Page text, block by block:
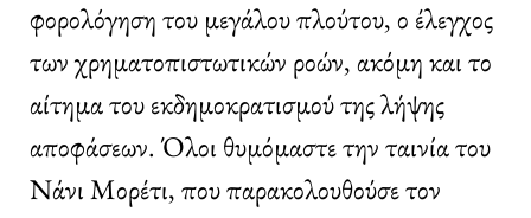
φορολόγηση του μεγάλου πλούτου, ο έλεγχος
των χρηματοπιστωτικών ροών, ακόμη και το
αίτημα του εκδημοκρατισμού της λήψης
αποφάσεων. Όλοι θυμόμαστε την ταινία του
Νάνι Μορέτι, που παρακολουθούσε τον